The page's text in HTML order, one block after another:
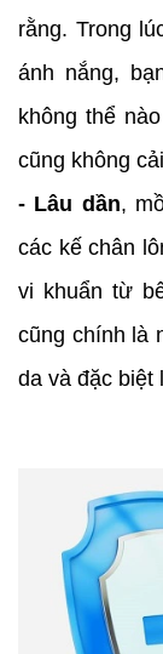
rằng. Trong
ánh nắng,
không thể
cũng không
- Lâu dần,
các kế chân
vi khuẩn từ
cũng chính là
da và đặc biệt